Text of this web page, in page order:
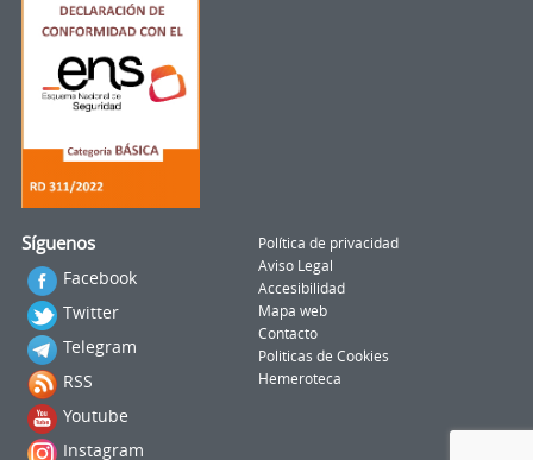
Síguenos
Facebook
Twitter
Telegram
RSS
Youtube
Instagram
Política de privacidad
Aviso Legal
Accesibilidad
Mapa web
Contacto
Politicas de Cookies
Hemeroteca